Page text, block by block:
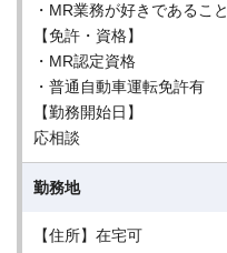
・MR業務が好きであること
【免許・資格】
・MR認定資格
・普通自動車運転免許有
【勤務開始日】
応相談
勤務地
【住所】在宅可